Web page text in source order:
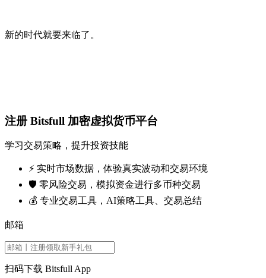
新的时代就要来临了。
注册 Bitsfull 加密虚拟货币平台
学习交易策略，提升投资技能
⚡️ 实时市场数据，体验真实波动和交易环境
🛡️ 零风险交易，模拟资金进行多币种交易
💰 专业交易工具，AI策略工具、交易总结
邮箱
扫码下载 Bitsfull App